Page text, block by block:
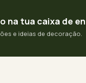
na tua caixa de
e ideias de decoração.